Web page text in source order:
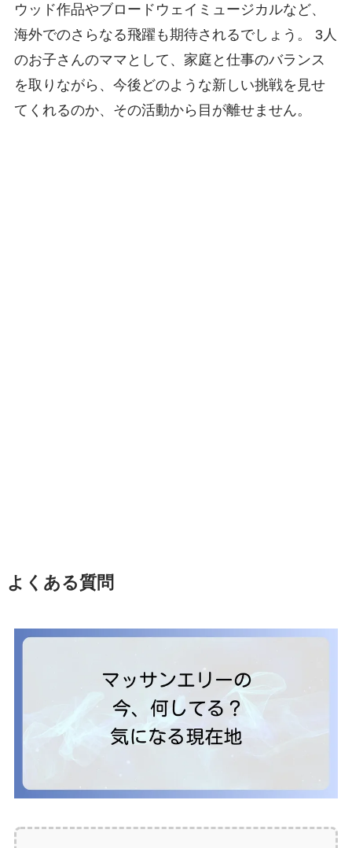
ウッド作品やブロードウェイミュージカルなど、
海外でのさらなる飛躍も期待されるでしょう。 3人
のお子さんのママとして、家庭と仕事のバランス
を取りながら、今後どのような新しい挑戦を見せ
てくれるのか、その活動から目が離せません。
よくある質問